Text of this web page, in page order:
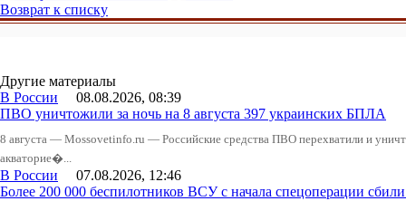
Возврат к списку
Другие материалы
В России 08.08.2026, 08:39
ПВО уничтожили за ночь на 8 августа 397 украинских БПЛА
8 августа — Mossovetinfo.ru — Российские средства ПВО перехватили и
акваторие�...
В России 07.08.2026, 12:46
Более 200 000 беспилотников ВСУ с начала спецоперации